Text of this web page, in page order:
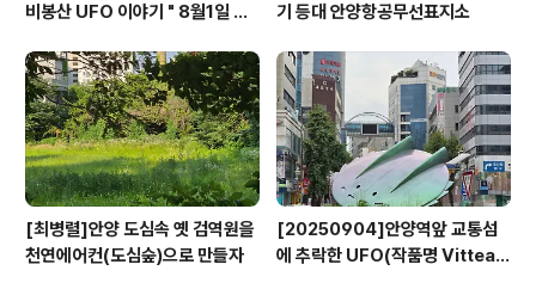
비봉산 UFO 이야기 " 8월1일 방
기 등대 안양항공무선표지소
[최병렬]안양 도심속 옛 검역원을
천연에어컨(도심숲)으로 만들자
[20250904]안양역앞 교통섬
에 추락한 UFO(작품명 Vitteau